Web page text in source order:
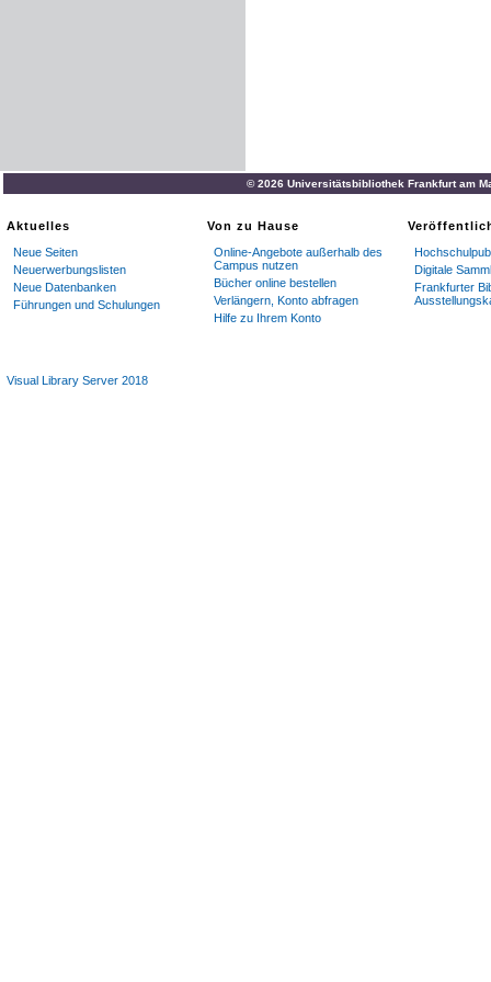
© 2026 Universitätsbibliothek Frankfurt am
Aktuelles
Neue Seiten
Neuerwerbungslisten
Neue Datenbanken
Führungen und Schulungen
Von zu Hause
Online-Angebote außerhalb des
Campus nutzen
Bücher online bestellen
Verlängern, Konto abfragen
Hilfe zu Ihrem Konto
Digitale
Frankfurter
Visual Library Server 2018